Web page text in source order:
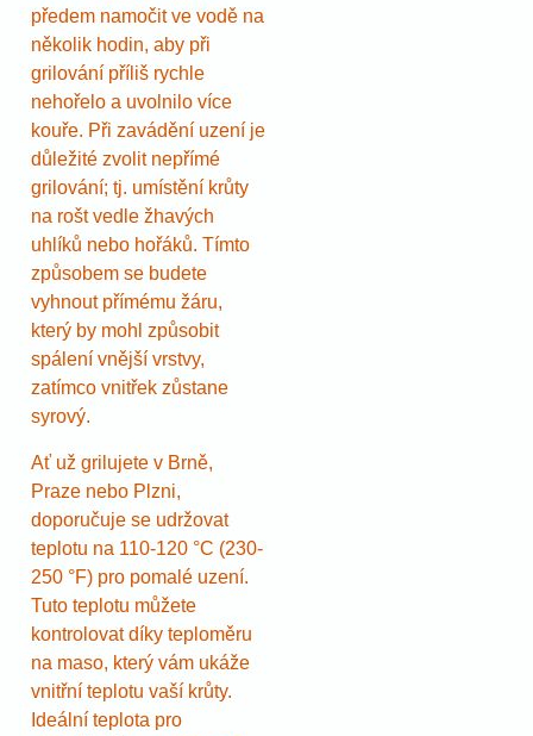
předem namočit ve vodě na
několik hodin, aby při
grilování příliš rychle
nehořelo a uvolnilo více
kouře. Při zavádění uzení je
důležité zvolit nepřímé
grilování; tj. umístění krůty
na rošt vedle žhavých
uhlíků nebo hořáků. Tímto
způsobem se budete
vyhnout přímému žáru,
který by mohl způsobit
spálení vnější vrstvy,
zatímco vnitřek zůstane
syrový.
Ať už grilujete v Brně,
Praze nebo Plzni,
doporučuje se udržovat
teplotu na 110-120 °C (230-
250 °F) pro pomalé uzení.
Tuto teplotu můžete
kontrolovat díky teploměru
na maso, který vám ukáže
vnitřní teplotu vaší krůty.
Ideální teplota pro